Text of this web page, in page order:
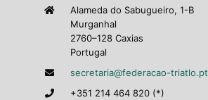
Alameda do Sabugueiro, 1-B
Murganhal
2760–128 Caxias
Portugal
secretaria@federacao-triatlo.pt
+351 214 464 820 (*)